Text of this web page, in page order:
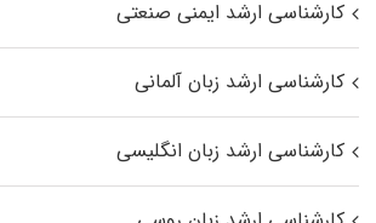
کارشناسی ارشد ایمنی صنعتی
کارشناسی ارشد زبان آلمانی
کارشناسی ارشد زبان انگلیسی